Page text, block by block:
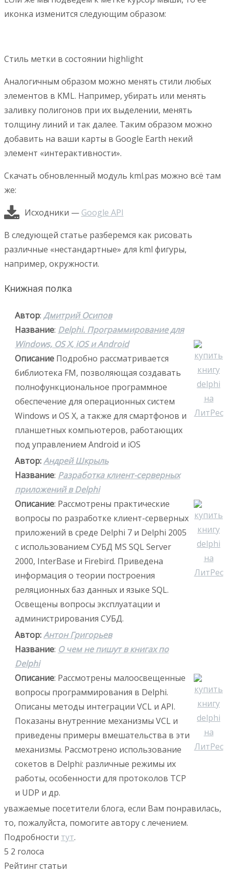
иконка изменится следующим образом:
Стиль метки в состоянии highlight
Аналогичным образом можно менять стили любых
элементов в KML. Например, убирать или менять
заливку полигонов при их выделении, менять
толщину линий и так далее. Таким образом можно
добавить на ваши карты в Google Earth некий
элемент «интерактивности».
Скачать обновленный модуль kml.pas можно всё там
же:
Исходники — Google API
В следующей статье разберемся как рисовать
различные «нестандартные» для kml фигуры,
например, окружности.
Книжная полка
Автор: Дмитрий Осипов
Название: Delphi. Программирование для
Windows, OS X, iOS и Android
Описание Подробно рассматривается
библиотека FM, позволяющая создавать
полнофункциональное программное
обеспечение для операционных систем
Windows и OS X, а также для смартфонов и
планшетных компьютеров, работающих
под управлением Android и iOS
Автор:Андрей Шкрыль
Название: Разработка клиент-серверных
приложений в Delphi
Описание: Рассмотрены практические
вопросы по разработке клиент-серверных
приложений в среде Delphi 7 и Delphi 2005
с использованием СУБД MS SQL Server
2000, InterBase и Firebird. Приведена
информация о теории построения
реляционных баз данных и языке SQL.
Освещены вопросы эксплуатации и
администрирования СУБД.
Автор:Антон Григорьев
Название: О чем не пишут в книгах по
Delphi
Описание: Рассмотрены малоосвещенные
вопросы программирования в Delphi.
Описаны методы интеграции VCL и API.
Показаны внутренние механизмы VCL и
приведены примеры вмешательства в эти
механизмы. Рассмотрено использование
сокетов в Delphi: различные режимы их
работы, особенности для протоколов TCP
и UDP и др.
уважаемые посетители блога, если Вам понравилась,
то, пожалуйста, помогите автору с лечением.
Подробности тут.
5 2 голоса
Рейтинг статьи